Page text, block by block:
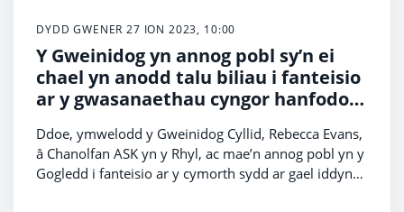
DYDD GWENER 27 ION 2023, 10:00
Y Gweinidog yn annog pobl sy’n ei
chael yn anodd talu biliau i fanteisio
ar y gwasanaethau cyngor hanfodol
Ddoe, ymwelodd y Gweinidog Cyllid, Rebecca Evans,
â Chanolfan ASK yn y Rhyl, ac mae’n annog pobl yn y
Gogledd i fanteisio ar y cymorth sydd ar gael iddyn